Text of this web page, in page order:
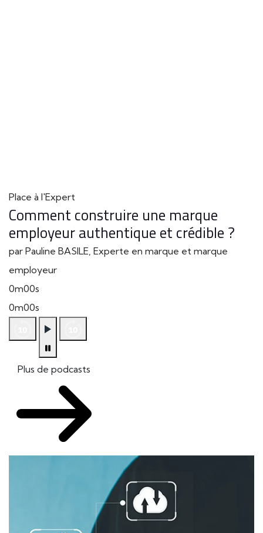
Place à l'Expert
Comment construire une marque
employeur authentique et crédible ?
par Pauline BASILE, Experte en marque et marque
employeur
0m00s
0m00s
Plus de podcasts